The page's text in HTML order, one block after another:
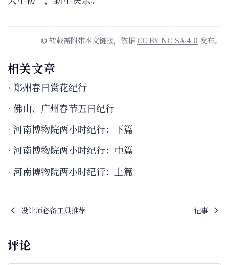
© 转载需附带本文链接，依据 CC BY-NC-SA 4.0 发布。
相关文章
郑州春日赏花纪行
佛山、广州春节五日纪行
河南博物院两小时纪行：下篇
河南博物院两小时纪行：中篇
河南博物院两小时纪行：上篇
设计师必备工具推荐 记事
评论